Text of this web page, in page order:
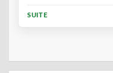
SUITE